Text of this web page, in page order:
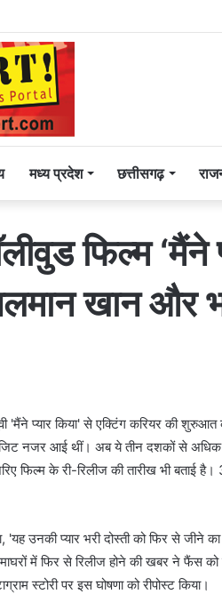
मध्य प्रदेश छत्तीसगढ़
फिल्म ‘मैंने
खान और
'मैंने प्यार किया' से एक्टिंग करियर की
नजर आई थीं। अब ये तीन दशकों से
फिल्म के री-रिलीज की तारीख भी
उनकी प्यार भरी दोस्ती को फिर से जीने
में फिर से रिलीज होने की खबर ने फैंस
स्टोरी पर इस घोषणा को रीपोस्ट किया।